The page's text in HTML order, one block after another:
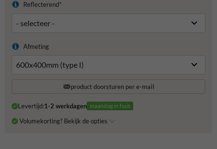
Reflecterend*
Afmeting
product doorsturen per e-mail
Levertijd:1-2 werkdagen maandag in huis
Volumekorting? Bekijk de opties